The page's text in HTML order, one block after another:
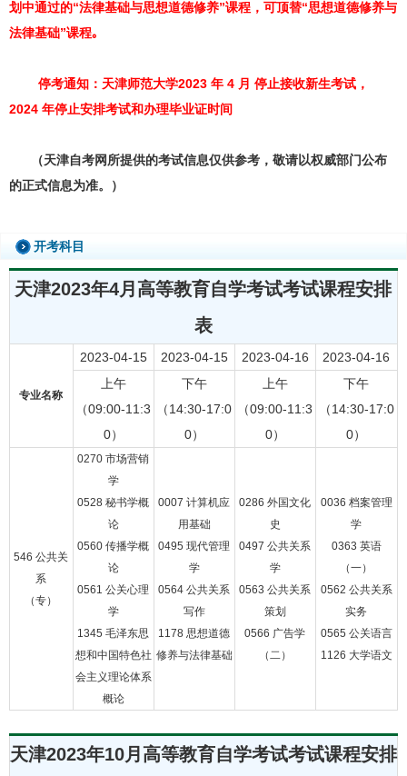
划中通过的“法律基础与思想道德修养”课程，可顶替“思想道德修养与
法律基础”课程｡
停考通知：天津师范大学2023 年 4 月 停止接收新生考试，
2024 年停止安排考试和办理毕业证时间
（天津自考网所提供的考试信息仅供参考，敬请以权威部门公布
的正式信息为准。）
开考科目
天津2023年4月高等教育自学考试考试课程安排
表
专业名称
2023-04-15 2023-04-15 2023-04-16
2023-04-16
上午
（09:00-11:3
0）
下午
（14:30-17:0
0）
上午
（09:00-11:3
0）
下午
（14:30-17:0
0）
546 公共关
系
（专）
0270 市场营销
学
0528 秘书学概
论
0560 传播学概
论
0561 公关心理
学
1345 毛泽东思
想和中国特色社
会主义理论体系
概论
0007 计算机应
用基础
0495 现代管理
学
0564 公共关系
写作
1178 思想道德
修养与法律基础
0286 外国文化
史
0497 公共关系
学
0563 公共关系
策划
0566 广告学
（二）
0036 档案管理
学
0363 英语
（一）
0562 公共关系
实务
0565 公关语言
1126 大学语文
天津2023年10月高等教育自学考试考试课程安排